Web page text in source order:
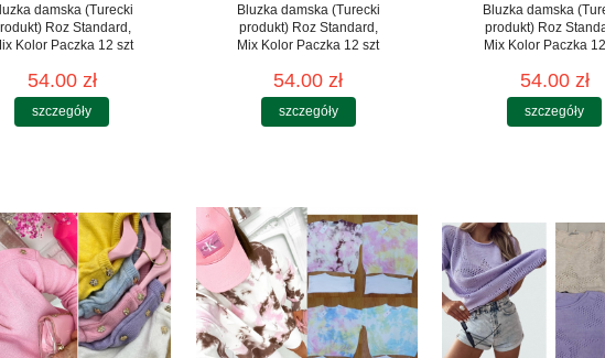
damska (Turecki
Roz Standard,
Kolor Paczka 12 szt
54.00 zł
szczegóły
Bluzka damska (Turecki
produkt) Roz Standard,
Mix Kolor Paczka 12 szt
54.00 zł
szczegóły
Bluzka damska
produkt) Roz
Mix Kolor Paczka
54.00 zł
szczegóły